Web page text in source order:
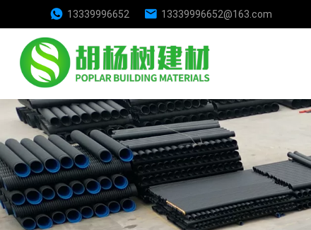
13339996652 13339996652@163.com